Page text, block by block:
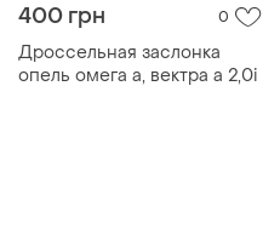
400 грн 0
Дроссельная заслонка
опель омега а, вектра а 2,0i